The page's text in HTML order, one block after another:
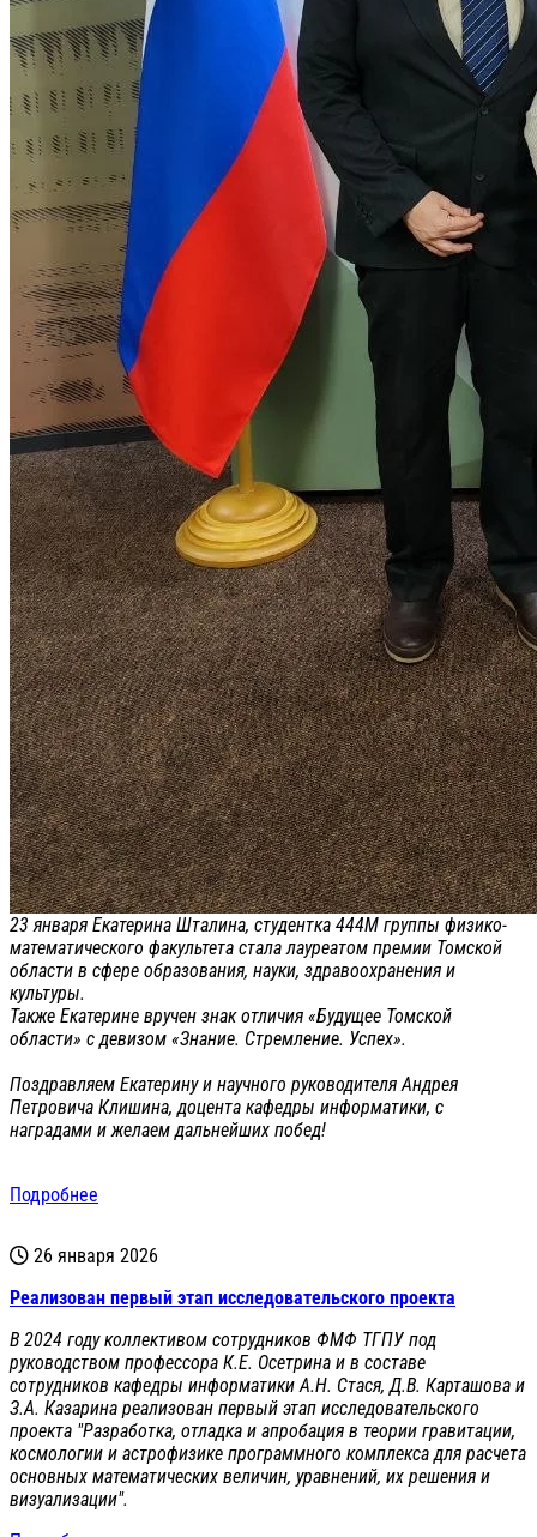
23 января Екатерина Шталина, студентка 444М группы физико-
математического факультета стала лауреатом премии Томской
области в сфере образования, науки, здравоохранения и
культуры.
Также Екатерине вручен знак отличия «Будущее Томской
области» с девизом «Знание. Стремление. Успех».
Поздравляем Екатерину и научного руководителя Андрея
Петровича Клишина, доцента кафедры информатики, с
наградами и желаем дальнейших побед!
Подробнее
26 января 2026
Реализован первый этап исследовательского проекта
В 2024 году коллективом сотрудников ФМФ ТГПУ под
руководством профессора К.Е. Осетрина и в составе
сотрудников кафедры информатики А.Н. Стася, Д.В. Карташова и
З.А. Казарина реализован первый этап исследовательского
проекта "Разработка, отладка и апробация в теории гравитации,
космологии и астрофизике программного комплекса для расчета
основных математических величин, уравнений, их решения и
визуализации".